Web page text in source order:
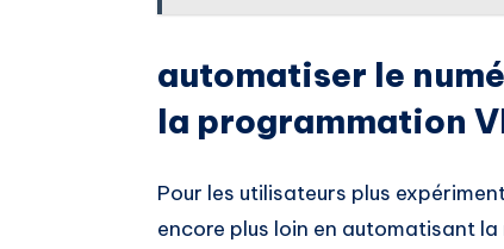
automatiser le
la programmation
Pour les utilisateurs plus
encore plus loin en automatisant